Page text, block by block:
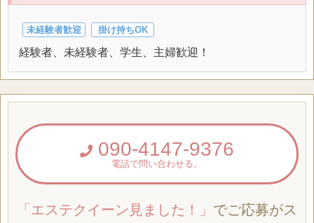
未経験者歓迎 掛け持ちOK
経験者、未経験者、学生、主婦歓迎！
090-4147-9376
電話で問い合わせる。
「エステクイーン見ました！」 でご応募がス